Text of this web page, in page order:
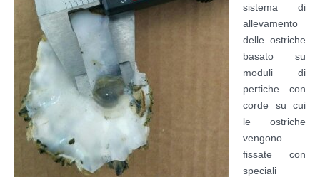
sistema di
allevamento
delle ostriche
basato su
moduli di
pertiche con
corde su cui
le ostriche
vengono
fissate con
speciali